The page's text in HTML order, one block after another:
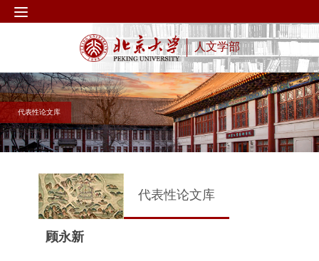
人文学部
代表性论文库
代表性论文库
顾永新